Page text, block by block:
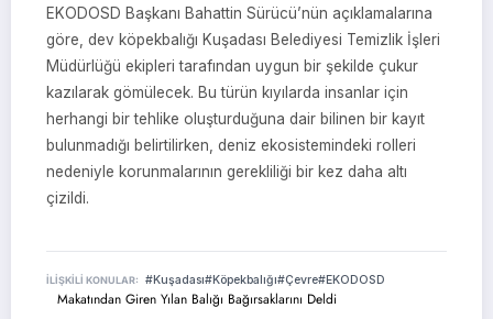
EKODOSD Başkanı Bahattin Sürücü’nün açıklamalarına
göre, dev köpekbalığı Kuşadası Belediyesi Temizlik İşleri
Müdürlüğü ekipleri tarafından uygun bir şekilde çukur
kazılarak gömülecek. Bu türün kıyılarda insanlar için
herhangi bir tehlike oluşturduğuna dair bilinen bir kayıt
bulunmadığı belirtilirken, deniz ekosistemindeki rolleri
nedeniyle korunmalarının gerekliliği bir kez daha altı
çizildi.
İLIŞKILI KONULAR: #Kuşadası#Köpekbalığı#Çevre#EKODOSD
Makatından Giren Yılan Balığı Bağırsaklarını Deldi